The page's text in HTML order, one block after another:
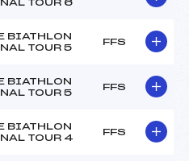
TOUR 6
BIATHLON
TOUR 5
FFS
BIATHLON
TOUR 5
FFS
BIATHLON
TOUR 4
FFS